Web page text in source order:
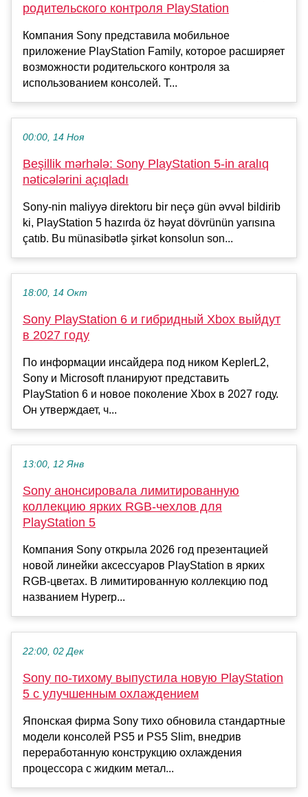
родительского контроля PlayStation
Компания Sony представила мобильное
приложение PlayStation Family, которое расширяет
возможности родительского контроля за
использованием консолей. Т...
00:00, 14 Ноя
Beşillik mərhələ: Sony PlayStation 5-in aralıq
nəticələrini açıqladı
Sony-nin maliyyə direktoru bir neçə gün əvvəl bildirib
ki, PlayStation 5 hazırda öz həyat dövrünün yarısına
çatıb. Bu münasibətlə şirkət konsolun son...
18:00, 14 Окт
Sony PlayStation 6 и гибридный Xbox выйдут
в 2027 году
По информации инсайдера под ником KeplerL2,
Sony и Microsoft планируют представить
PlayStation 6 и новое поколение Xbox в 2027 году.
Он утверждает, ч...
13:00, 12 Янв
Sony анонсировала лимитированную
коллекцию ярких RGB-чехлов для
PlayStation 5
Компания Sony открыла 2026 год презентацией
новой линейки аксессуаров PlayStation в ярких
RGB-цветах. В лимитированную коллекцию под
названием Hyperp...
22:00, 02 Дек
Sony по-тихому выпустила новую PlayStation
5 с улучшенным охлаждением
Японская фирма Sony тихо обновила стандартные
модели консолей PS5 и PS5 Slim, внедрив
переработанную конструкцию охлаждения
процессора с жидким метал...